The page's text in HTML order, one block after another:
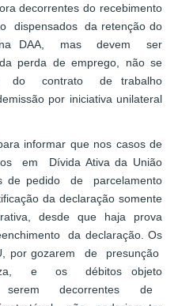
decorrentes do recebimento
dispensados da retenção do
na DAA, mas devem ser
perda de emprego, não se
do contrato de trabalho
por iniciativa unilateral
informar que nos casos de
em Dívida Ativa da União
de pedido de parcelamento
da declaração somente
desde que haja prova
da declaração. Os
por gozarem de presunção
e os débitos objeto
serem decorrentes de